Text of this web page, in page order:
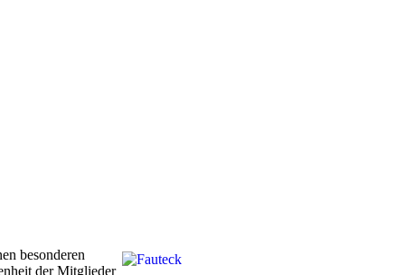
besonderen
der Mitglieder